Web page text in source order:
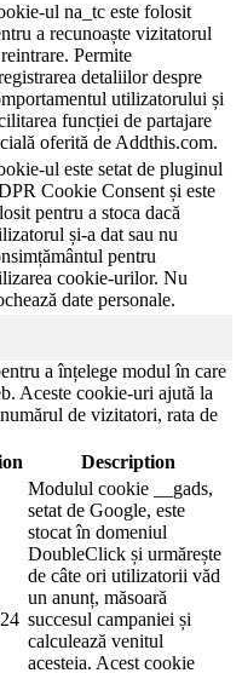
ul na_tc este folosit
a recunoaște vizitatorul
Permite
detaliilor despre
utilizatorului și
funcției de partajare
oferită de Addthis.com.
ul este setat de pluginul
Cookie Consent și este
pentru a stoca dacă
și-a dat sau nu
pentru
cookie-urilor. Nu
date personale.
a înțelege modul în care
Aceste cookie-uri ajută la
de vizitatori, rata de
Description
Modulul cookie __gads,
setat de Google, este
stocat în domeniul
DoubleClick și urmărește
de câte ori utilizatorii văd
un anunț, măsoară
succesul campaniei și
calculează venitul
acesteia. Acest cookie